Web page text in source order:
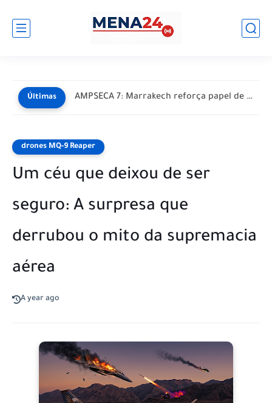
Últimas AMPSECA 7: Marrakech reforça papel de Marrocos como polo de...
drones MQ-9 Reaper
Um céu que deixou de ser
seguro: A surpresa que
derrubou o mito da supremacia
aérea
A year ago